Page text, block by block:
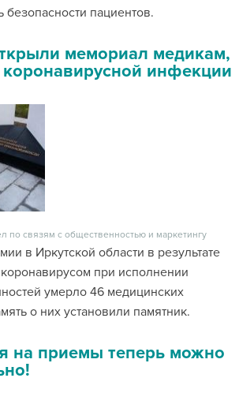
пациентов.
мемориал медикам,
инфекции
по связям с общественностью и маркетингу
в Иркутской области в результате
при исполнении
умерло 46 медицинских
о них установили памятник.
на приемы теперь можно